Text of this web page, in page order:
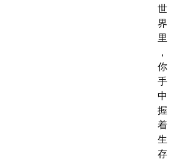
世
界
里
，
你
手
中
握
着
生
存